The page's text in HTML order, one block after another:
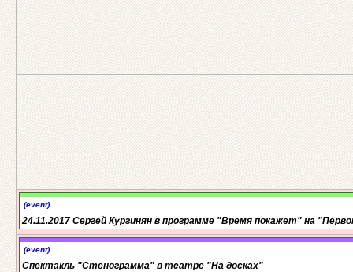
(event)
24.11.2017 Сергей Кургинян в программе "Время покажет" на
(event)
Спектакль "Стенограмма" в театре "На досках"